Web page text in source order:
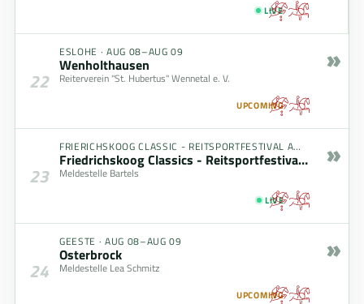
LIVE
22
ESLOHE · AUG 08–AUG 09
Wenholthausen
Reiterverein "St. Hubertus" Wennetal e. V.
UPCOMING
»
23
FRIERICHSKOOG CLASSIC - REITSPORTFESTIVAL AM MEER
Friedrichskoog Classics - Reitsportfestival am Meer
Meldestelle Bartels
LIVE
»
24
GEESTE · AUG 08–AUG 09
Osterbrock
Meldestelle Lea Schmitz
UPCOMING
»